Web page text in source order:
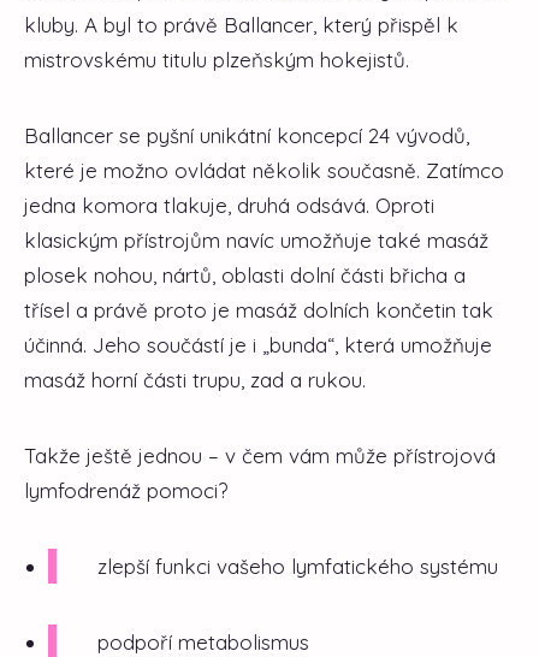
kluby. A byl to právě Ballancer, který přispěl k
mistrovskému titulu plzeňským hokejistů.
Ballancer se pyšní unikátní koncepcí 24 vývodů,
které je možno ovládat několik současně. Zatímco
jedna komora tlakuje, druhá odsává. Oproti
klasickým přístrojům navíc umožňuje také masáž
plosek nohou, nártů, oblasti dolní části břicha a
třísel a právě proto je masáž dolních končetin tak
účinná. Jeho součástí je i „bunda“, která umožňuje
masáž horní části trupu, zad a rukou.
Takže ještě jednou – v čem vám může přístrojová
lymfodrenáž pomoci?
zlepší funkci vašeho lymfatického systému
podpoří metabolismus